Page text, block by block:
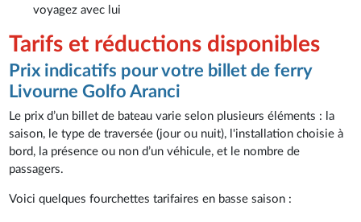
voyagez avec lui
Tarifs et réductions disponibles
Prix indicatifs pour votre billet de ferry
Livourne Golfo Aranci
Le prix d’un billet de bateau varie selon plusieurs éléments : la
saison, le type de traversée (jour ou nuit), l'installation choisie à
bord, la présence ou non d’un véhicule, et le nombre de
passagers.
Voici quelques fourchettes tarifaires en basse saison :